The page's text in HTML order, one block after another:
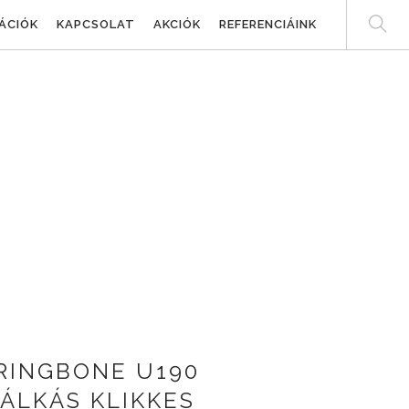
KAPCSOLAT AKCIÓK REFERENCIÁINK
U190
KLIKKES